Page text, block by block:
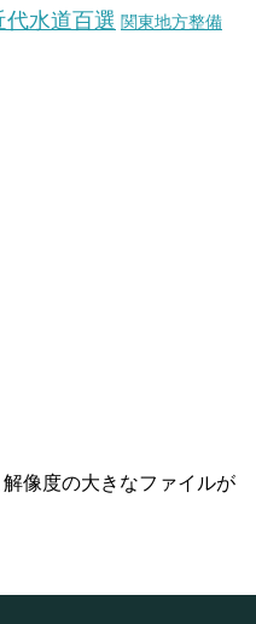
代水道百選 関東地方整備
像度の大きなファイルが